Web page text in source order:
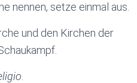
nennen, setze einmal aus.
und den Kirchen der